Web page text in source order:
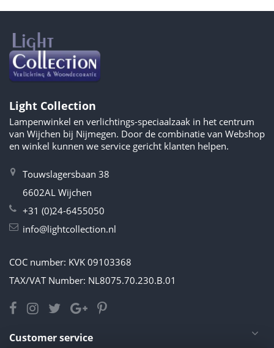
Light Collection
Lampenwinkel en verlichtings-speciaalzaak in het centrum
van Wijchen bij Nijmegen. Door de combinatie van Webshop
en winkel kunnen we service gericht klanten helpen.
Touwslagersbaan 38
6602AL Wijchen
+31 (0)24-6455050
info@lightcollection.nl
COC number: KVK 09103368
TAX/VAT Number: NL8075.70.230.B.01
Customer service